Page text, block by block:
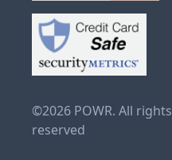
©2026 POWR. All rights
reserved